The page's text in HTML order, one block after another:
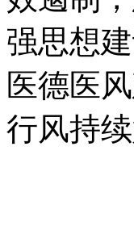
强思想
医德医
行风持续